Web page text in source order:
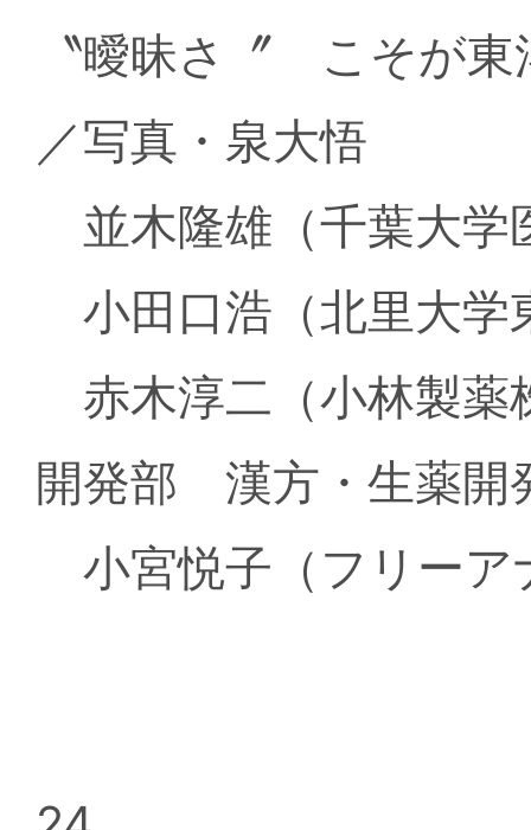
〝曖昧さ〞 こそが
／写真・泉大悟
並木隆雄（千葉大学
小田口浩（北里大学
赤木淳二（小林製
開発部 漢方・生薬
小宮悦子（フリーア